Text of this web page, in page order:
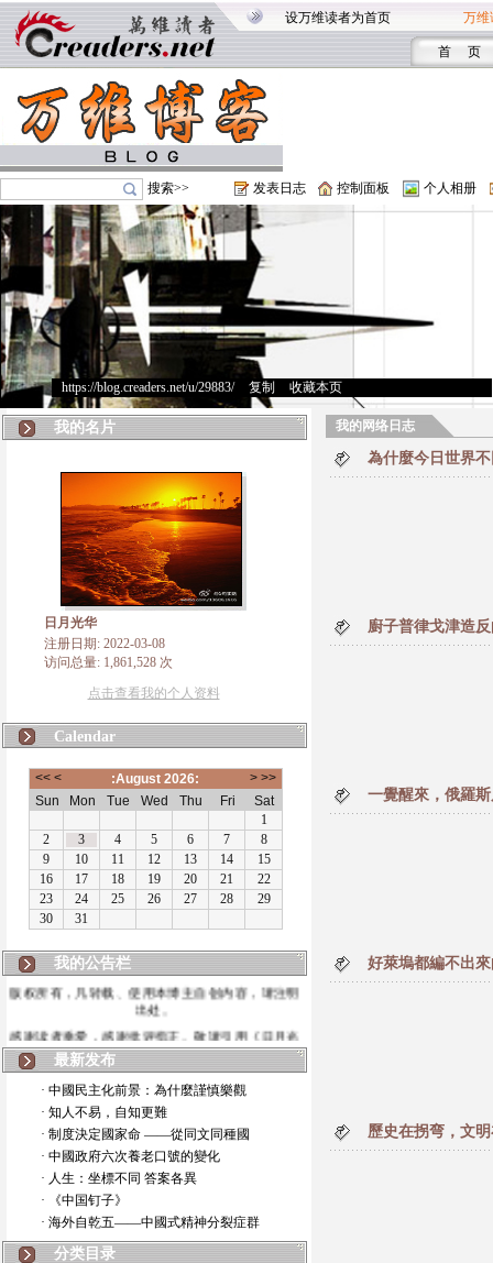
设万维读者为首页 万维
首 页
搜索>> 发表日志 控制面板 个人相册
https://blog.creaders.net/u/29883/> 复制 收藏本页
我的名片
日月光华
注册日期: 2022-03-08
访问总量: 1,861,528 次
点击查看我的个人资料
Calendar
我的公告栏
版权所有，凡转载、使用本博主自创内容，请注明
出处。
感谢读者垂爱，感谢批评指正。敬请引用《日月光
华》博
最新发布
· 中國民主化前景：為什麼謹慎樂觀
· 知人不易，自知更難
· 制度決定國家命 ——從同文同種國
· 中國政府六次養老口號的變化
· 人生：坐標不同 答案各異
· 《中国钉子》
· 海外自乾五——中國式精神分裂症群
分类目录
我的网络日志
為什麼今日世界
廚子普律戈津造
一覺醒來，俄羅
好萊塢都編不出
歷史在拐弯，文